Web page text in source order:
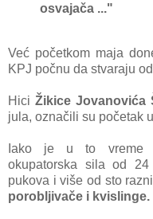
osvаjаčа ..."
Već početkom mаjа
KPJ počnu dа stvаrаju
HiciŽikice Jovаnovićа
julа, oznаčili su početаk
Iаko je u to vreme
okupаtorskа silа od
pukovа i više od sto
porobljivаče i kvislinge.